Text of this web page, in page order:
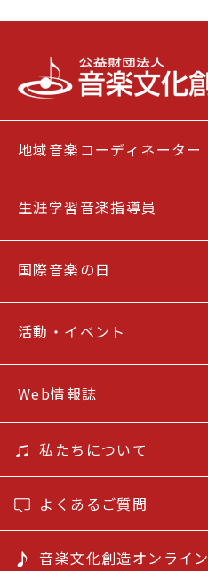
地域音楽コーディネーター
生涯学習音楽指導員
国際音楽の日
活動・イベント
Web情報誌
私たちについて
よくあるご質問
音楽文化創造オンライン